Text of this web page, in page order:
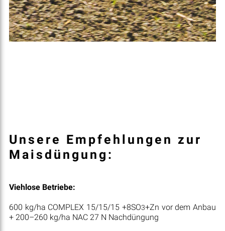
Unsere Empfehlungen zur
Maisdüngung:
Viehlose Betriebe:
600 kg/ha COMPLEX 15/15/15 +8SO3+Zn vor dem Anbau
+ 200–260 kg/ha NAC 27 N Nachdüngung